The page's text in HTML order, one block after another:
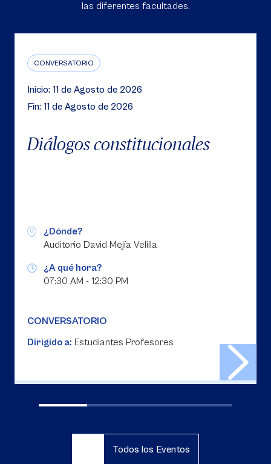
las diferentes facultades.
CONVERSATORIO
Inicio: 11 de Agosto de 2026
Fin: 11 de Agosto de 2026
Diálogos constitucionales
¿Dónde?
Auditorio David Mejía Velilla
¿A qué hora?
07:30 AM - 12:30 PM
CONVERSATORIO
Dirigido a: Estudiantes Profesores
Todos los Eventos